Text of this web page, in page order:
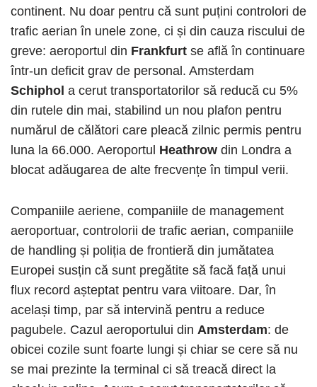
continent. Nu doar pentru că sunt puțini controlori de
trafic aerian în unele zone, ci și din cauza riscului de
greve: aeroportul din Frankfurt se află în continuare
într-un deficit grav de personal. Amsterdam
Schiphol a cerut transportatorilor să reducă cu 5%
din rutele din mai, stabilind un nou plafon pentru
numărul de călători care pleacă zilnic permis pentru
luna la 66.000. Aeroportul Heathrow din Londra a
blocat adăugarea de alte frecvențe în timpul verii.
Companiile aeriene, companiile de management
aeroportuar, controlorii de trafic aerian, companiile
de handling și poliția de frontieră din jumătatea
Europei susțin că sunt pregătite să facă față unui
flux record așteptat pentru vara viitoare. Dar, în
același timp, par să intervină pentru a reduce
pagubele. Cazul aeroportului din Amsterdam: de
obicei cozile sunt foarte lungi și chiar se cere să nu
se mai prezinte la terminal ci să treacă direct la